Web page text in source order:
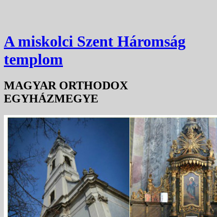
A miskolci Szent Háromság
templom
MAGYAR ORTHODOX
EGYHÁZMEGYE